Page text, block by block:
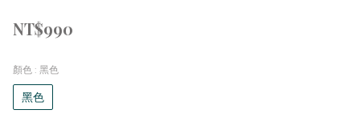
NT$990
顏色 : 黑色
黑色